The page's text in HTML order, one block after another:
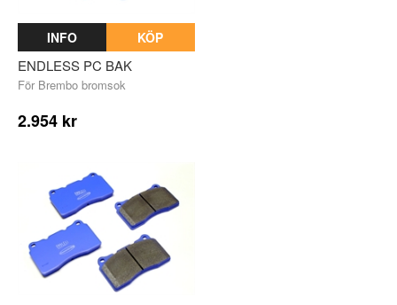
INFO KÖP
ENDLESS PC BAK
För Brembo bromsok
2.954 kr